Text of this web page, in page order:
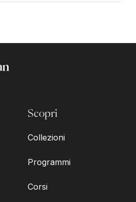
Scopri
Collezioni
Programmi
Corsi